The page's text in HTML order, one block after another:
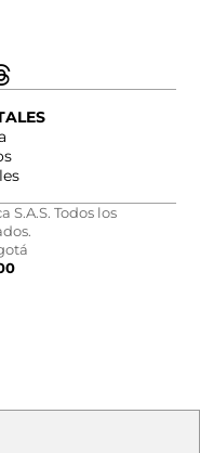
Todos los